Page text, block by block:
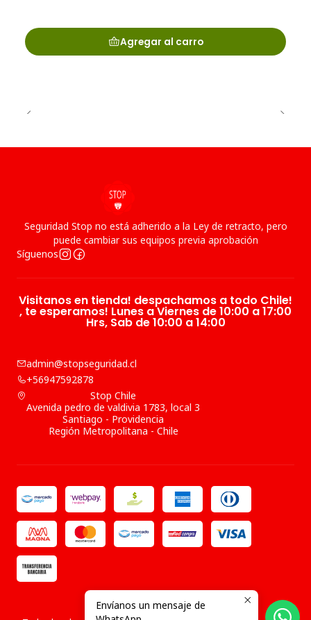
Agregar al carro
Seguridad Stop no está adherido a la Ley de retracto, pero
puede cambiar sus equipos previa aprobación
Síguenos
Visitanos en tienda! despachamos a todo Chile!
, te esperamos! Lunes a Viernes de 10:00 a 17:00
Hrs, Sab de 10:00 a 14:00
admin@stopseguridad.cl
+56947592878
Stop Chile
Avenida pedro de valdivia 1783, local 3
Santiago - Providencia
Región Metropolitana - Chile
2026 Stop Chile .
Envíanos un mensaje de